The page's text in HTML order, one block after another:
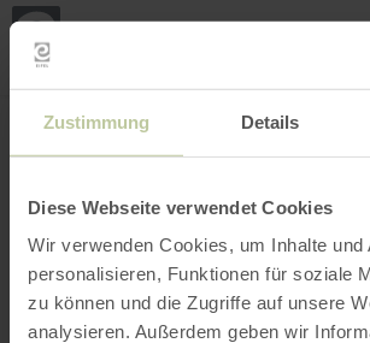
Zustimmung Details
Diese Webseite verwendet Cookies
Wir verwenden Cookies, um Inhalte und
personalisieren, Funktionen für soziale
zu können und die Zugriffe auf unsere
analysieren. Außerdem geben wir